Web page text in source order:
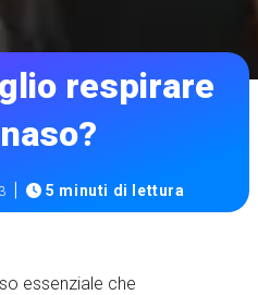
respirare
| 5 minuti di lettura
essenziale che